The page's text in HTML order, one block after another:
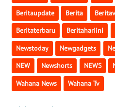
Beritaupdate Berita
Beritaterbaru Beritahariini
Newstoday Newgadgets
NEW Newshorts NEWS
Wahana News Wahana Tv
WN
KALTIM
WN
SULSEL
WN